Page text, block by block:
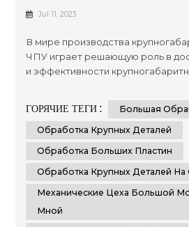
Достижение Точности И
Jul 11, 2023
В мире производства
ЧПУ играет решающую роль в
и эффективности
(ЧПУ) для формирования и резки
непревзойденной точностью.
производства негабаритных
компонентов, полагаются на
ГОРЯЧИЕ ТЕГИ :
Большая
Обработка Крупных Деталей
Обработка Больших Пластин
Обработка Крупных Деталей На
Механические Цеха Большой
Мной